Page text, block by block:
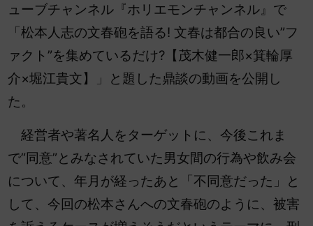
ューブチャンネル『ホリエモンチャンネル』で
「松本人志の文春砲を語る! 文春は都合の良い”フ
ァクト”を集めているだけ?【茂木健一郎×箕輪厚
介×堀江貴文】」と題した鼎談の動画を公開し
た。
経営者や著名人をターゲットに、今後これま
で”同意”とみなされていた男女間の行為や飲み会
について、年月が経ったあと「不同意だった」と
して、今回の松本さんへの文春砲のように、被害